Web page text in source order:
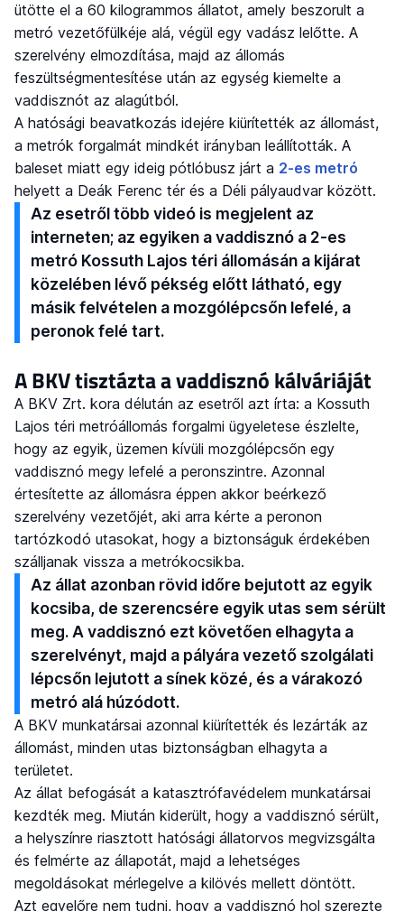
ütötte el a 60 kilogrammos állatot, amely beszorult a
metró vezetőfülkéje alá, végül egy vadász lelőtte. A
szerelvény elmozdítása, majd az állomás
feszültségmentesítése után az egység kiemelte a
vaddisznót az alagútból.
A hatósági beavatkozás idejére kiürítették az állomást,
a metrók forgalmát mindkét irányban leállították. A
baleset miatt egy ideig pótlóbusz járt a 2-es metró
helyett a Deák Ferenc tér és a Déli pályaudvar között.
Az esetről több videó is megjelent az
interneten; az egyiken a vaddisznó a 2-es
metró Kossuth Lajos téri állomásán a kijárat
közelében lévő pékség előtt látható, egy
másik felvételen a mozgólépcsőn lefelé, a
peronok felé tart.
A BKV tisztázta a vaddisznó kálváriáját
A BKV Zrt. kora délután az esetről azt írta: a Kossuth
Lajos téri metróállomás forgalmi ügyeletese észlelte,
hogy az egyik, üzemen kívüli mozgólépcsőn egy
vaddisznó megy lefelé a peronszintre. Azonnal
értesítette az állomásra éppen akkor beérkező
szerelvény vezetőjét, aki arra kérte a peronon
tartózkodó utasokat, hogy a biztonságuk érdekében
szálljanak vissza a metrókocsikba.
Az állat azonban rövid időre bejutott az egyik
kocsiba, de szerencsére egyik utas sem sérült
meg. A vaddisznó ezt követően elhagyta a
szerelvényt, majd a pályára vezető szolgálati
lépcsőn lejutott a sínek közé, és a várakozó
metró alá húzódott.
A BKV munkatársai azonnal kiürítették és lezárták az
állomást, minden utas biztonságban elhagyta a
területet.
Az állat befogását a katasztrófavédelem munkatársai
kezdték meg. Miután kiderült, hogy a vaddisznó sérült,
a helyszínre riasztott hatósági állatorvos megvizsgálta
és felmérte az állapotát, majd a lehetséges
megoldásokat mérlegelve a kilövés mellett döntött.
Azt egyelőre nem tudni, hogy a vaddisznó hol szerezte